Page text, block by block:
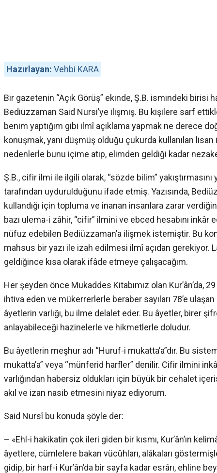
Hazırlayan: Vehbi KARA
Bir gazetenin “Açık Görüş” ekinde, Ş.B. ismindeki birisi
Bediüzzaman Said Nursi’ye ilişmiş. Bu kişilere sarf
benim yaptığım gibi ilmî açıklama yapmak ne derece
konuşmak, yani düşmüş olduğu çukurda kullanılan
nedenlerle bunu içime atıp, elimden geldiği kadar
Ş.B., cifir ilmi ile ilgili olarak, “sözde bilim”
tarafından uydurulduğunu ifade etmiş. Yazısında,
kullandığı için topluma ve inanan insanlara zarar
bazı ulema-i zâhir, “cifir” ilmini ve ebced hesabını
nüfuz edebilen Bediüzzaman’a ilişmek istemiştir. Bu
mahsus bir yazı ile izah edilmesi ilmî açıdan gerekiyor.
geldiğince kısa olarak ifâde etmeye çalışacağım.
Her şeyden önce Mukaddes Kitabımız olan Kur’ân’da,
ihtiva eden ve mükerrerlerle beraber sayıları 78’e
âyetlerin varlığı, bu ilme delalet eder. Bu âyetler, birer
anlayabileceği hazinelerle ve hikmetlerle doludur.
Bu âyetlerin meşhur adı “Huruf-i mukatta’a”dır. Bu
mukatta’a” veya “münferid harfler” denilir. Cifir ilmini
varlığından habersiz oldukları için büyük bir cehalet
akıl ve izan nasib etmesini niyaz ediyorum.
Said Nursî bu konuda şöyle der:
– «Ehl-i hakikatin çok ileri giden bir kısmı, Kur’ân’ın
âyetlere, cümlelere bakan vücûhları, alâkaları
gidip, bir harf-i Kur’ân’da bir sayfa kadar esrârı, ehline